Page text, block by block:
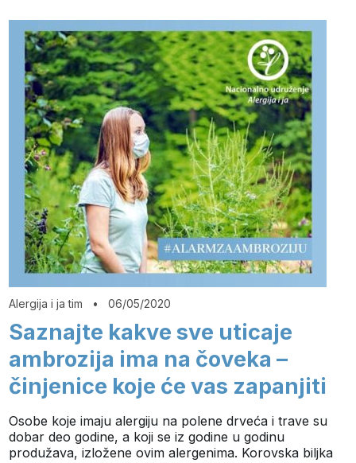
Alergija i ja tim •06/05/2020
Saznajte kakve sve uticaje
ambrozija ima na čoveka –
činjenice koje će vas zapanjiti
Osobe koje imaju alergiju na polene drveća i trave su
dobar deo godine, a koji se iz godine u godinu
produžava, izložene ovim alergenima. Korovska biljka